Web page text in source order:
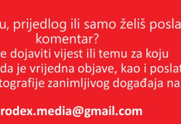
Kristalna noć bjelopoljskih